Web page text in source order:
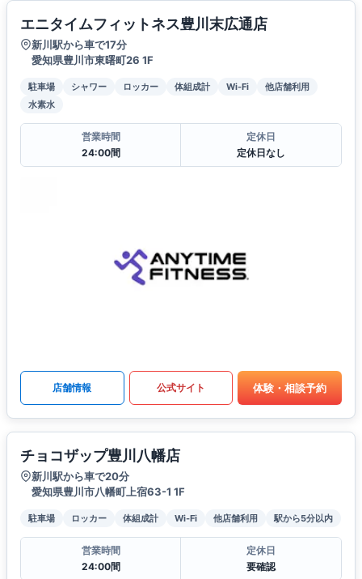
エニタイムフィットネス豊川末広通店
新川駅から車で17分
愛知県豊川市東曙町26 1F
駐車場 シャワー ロッカー 体組成計 Wi-Fi
他店舗利用
水素水
営業時間
24:00間
定休日
定休日なし
店舗情報 公式サイト 体験・相談予約
チョコザップ豊川八幡店
新川駅から車で20分
愛知県豊川市八幡町上宿63-1 1F
駐車場 ロッカー 体組成計 Wi-Fi 他店舗利用 駅から5分以内
営業時間
24:00間
定休日
要確認